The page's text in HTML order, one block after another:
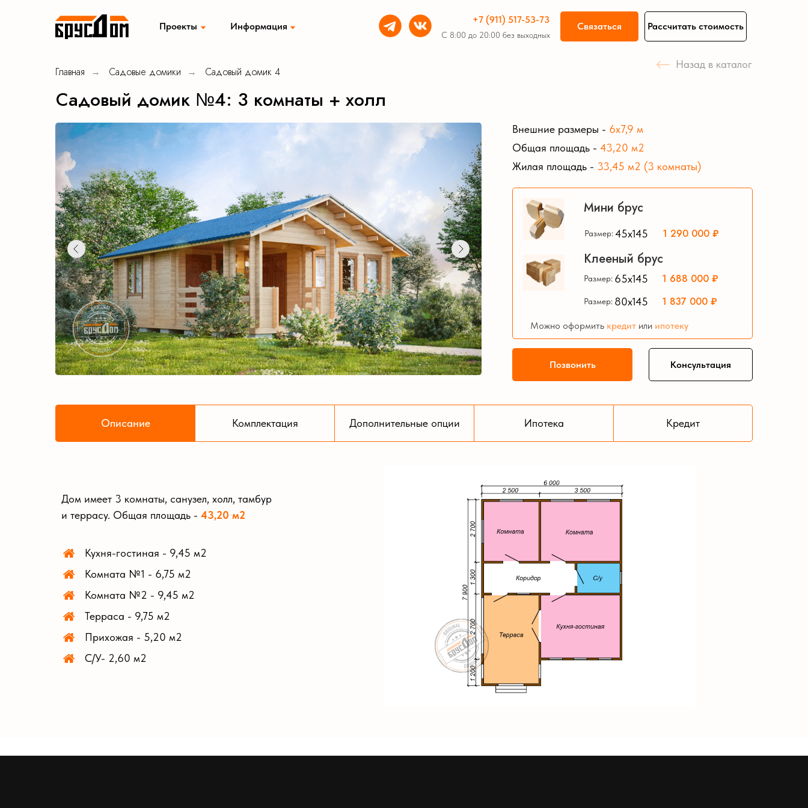
С 8:00 до 20:00 без выходных
+7 (911) 517-53-73
Информация
Проекты Рассчитать стоимость
Связаться
Хозблоки из бруса
Садовые домики
Модульные дома Мобильные бани из бруса
Главная → Садовые домики → Садовый домик 4
Назад в каталог
Садовый домик №4: 3 комнаты + холл
Жилая площадь - 33,45 м2 (3 комнаты)
Внешние размеры - 6х7,9 м
Общая площадь - 43,20 м2
Консультация
Размер:45х145 1 290 000 ₽
Размер: 65х145 1 688 000 ₽
Размер: 80х145 1 837 000 ₽
Мини брус
Клееный брус
Можно оформить кредит или ипотеку
Позвонить
Описание Комплектация Дополнительные опции Ипотека Кредит
Дом имеет 3 комнаты, санузел, холл, тамбур
и террасу. Общая площадь - 43,20 м2
Терраса - 9,75 м2
Кухня-гостиная - 9,45 м2
Комната №1 - 6,75 м2
Комната №2 - 9,45 м2
С/У- 2,60 м2
Прихожая - 5,20 м2